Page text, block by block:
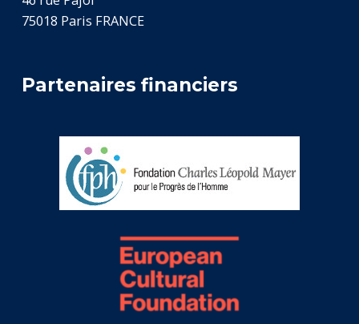
75018 Paris FRANCE
Partenaires financiers